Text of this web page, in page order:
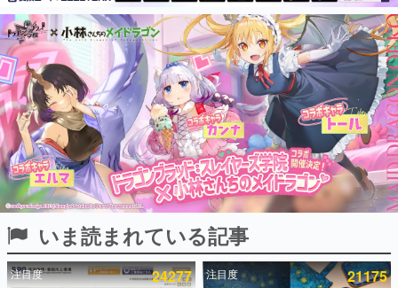
ピックアップ
電ファミのいま読まれている記事ランキング
アプリセール情報
インタビュー
連載・特集一覧
殿堂入り記事
SNS拡散数が数千以上！ ページビュー数万以上！ などな
ど。多くの人々に読まれた、電ファミ渾身の“殿堂入り”記
事をまとめました。
いま読まれている記事
注目度 24277 注目度 21175